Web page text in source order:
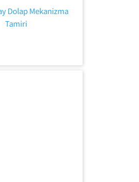
Dolap Mekanizma
Tamiri